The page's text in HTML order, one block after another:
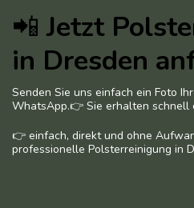
📲Jetzt
in Dresden
Senden Sie uns einfach ein Foto
WhatsApp.👉 Sie erhalten schnell
👉 einfach, direkt und ohne
professionelle Polsterreinigung in